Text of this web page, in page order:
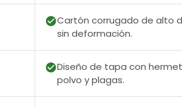
Cartón corrugado de alto
sin deformación.
Diseño de tapa con
polvo y plagas.